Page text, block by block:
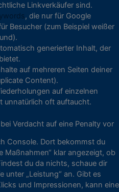
Linkverkäufer sind.
, die nur für Google
Besucher (zum Beispiel weißer
generierter Inhalt, der
auf mehreren Seiten deiner
Content).
auf einzelnen
unnatürlich oft auftaucht.
Verdacht auf eine Penalty vor
Console. Dort bekommst du
Maßnahmen“ klar angezeigt, ob
du da nichts, schaue dir
unter „Leistung“ an. Gibt es
und Impressionen, kann eine